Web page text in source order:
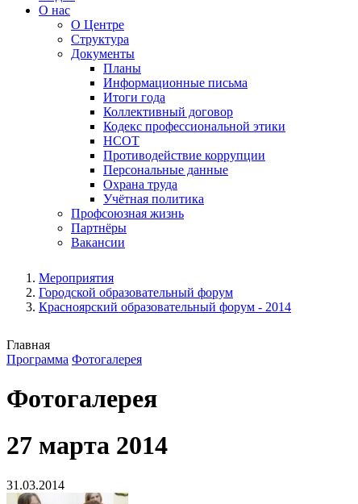
О нас
О Центре
Структура
Документы
Планы
Информационные письма
Итоги года
Коллективный договор
Кодекс профессиональной этики
НСОТ
Противодействие коррупции
Персональные данные
Охрана труда
Учётная политика
Профсоюзная жизнь
Партнёры
Вакансии
Мероприятия
Городской образовательный форум
Красноярский образовательный форум - 2014
Главная
Программа Фотогалерея
Фотогалерея
27 марта 2014
31.03.2014